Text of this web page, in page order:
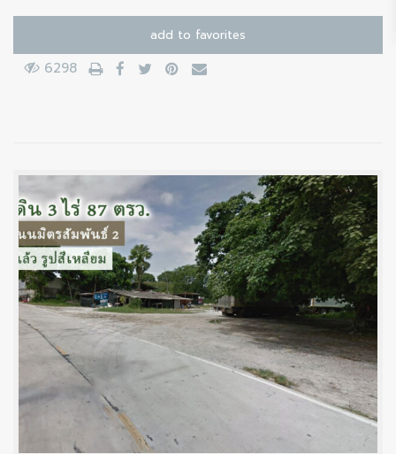
add to favorites
6298